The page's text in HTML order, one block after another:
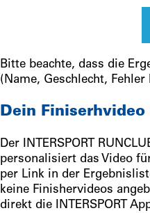
Bitte beachte, dass die
(Name, Geschlecht,
Dein
Der INTERSPORT
personalisiert das Video
per Link in der
keine Finishervideos
direkt die INTERSPORT